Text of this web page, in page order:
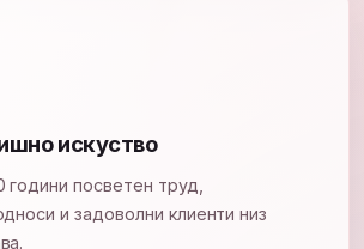
искуство
посветен труд,
и задоволни клиенти низ